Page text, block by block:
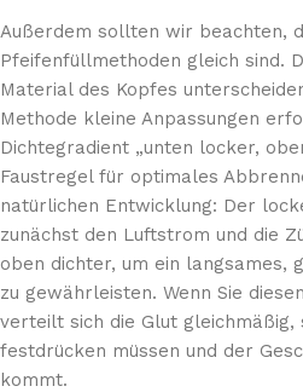
Außerdem sollten wir beachten,
Pfeifenfüllmethoden gleich sind.
Material des Kopfes
Methode kleine Anpassungen
Dichtegradient „unten locker,
Faustregel für optimales
natürlichen Entwicklung: Der
zunächst den Luftstrom und die
oben dichter, um ein langsames,
zu gewährleisten. Wenn Sie
verteilt sich die Glut gleichmäßig,
festdrücken müssen und der
kommt.